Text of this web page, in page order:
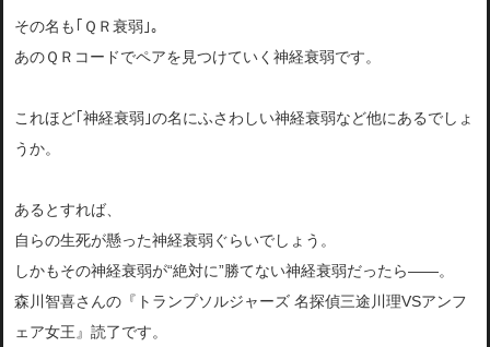
その名も｢ＱＲ衰弱｣。
あのＱＲコードでペアを見つけていく神経衰弱です。
これほど｢神経衰弱｣の名にふさわしい神経衰弱など他にあるでしょ
うか。
あるとすれば、
自らの生死が懸った神経衰弱ぐらいでしょう。
しかもその神経衰弱が“絶対に”勝てない神経衰弱だったら――。
森川智喜さんの『トランプソルジャーズ 名探偵三途川理VSアンフ
ェア女王』読了です。